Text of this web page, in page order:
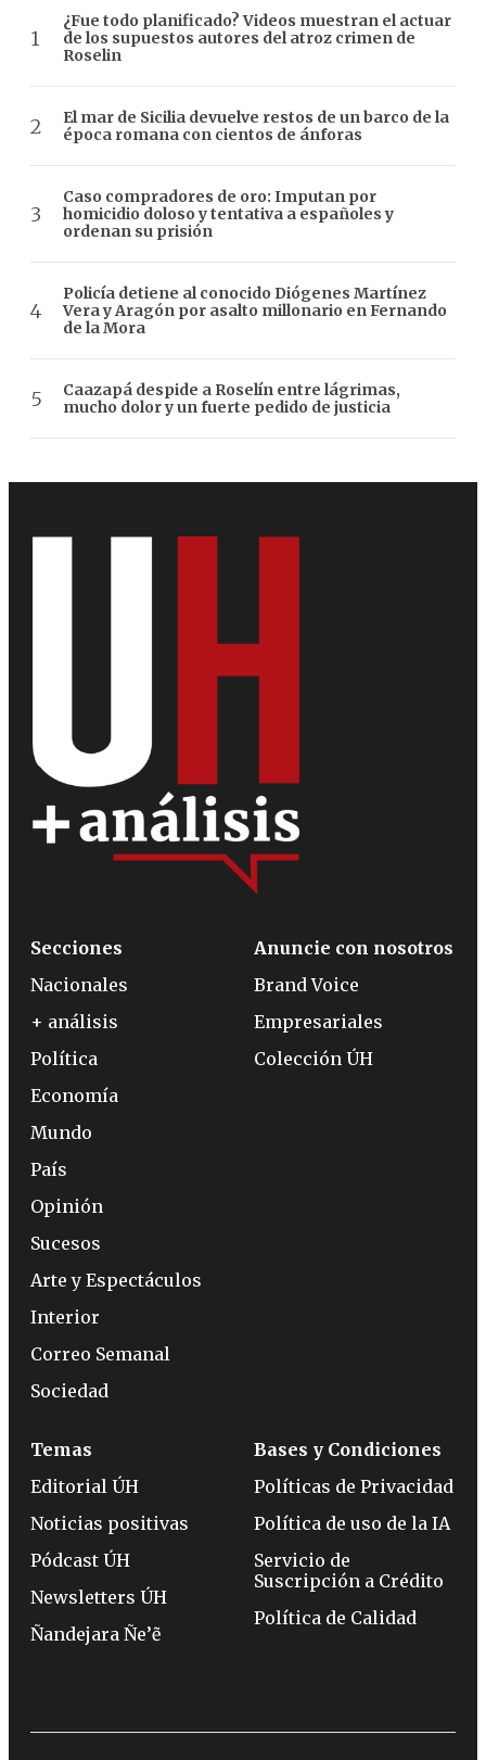
¿Fue todo planificado? Videos muestran el actuar
de los supuestos autores del atroz crimen de
Roselin
El mar de Sicilia devuelve restos de un barco de la
época romana con cientos de ánforas
Caso compradores de oro: Imputan por
homicidio doloso y tentativa a españoles y
ordenan su prisión
Policía detiene al conocido Diógenes Martínez
Vera y Aragón por asalto millonario en Fernando
de la Mora
Caazapá despide a Roselín entre lágrimas,
mucho dolor y un fuerte pedido de justicia
Secciones
Nacionales
+ análisis
Política
Economía
Mundo
País
Opinión
Sucesos
Arte y Espectáculos
Interior
Correo Semanal
Sociedad
Anuncie con nosotros
Brand Voice
Empresariales
Colección ÚH
Temas
Editorial ÚH
Noticias positivas
Pódcast ÚH
Newsletters ÚH
Ñandejara Ñe’ẽ
Bases y Condiciones
Políticas de Privacidad
Política de uso de la IA
Servicio de
Suscripción a Crédito
Política de Calidad